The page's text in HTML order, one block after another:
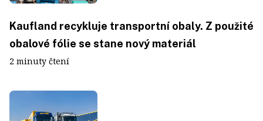
Kaufland recykluje transportní obaly. Z použité
obalové fólie se stane nový materiál
2 minuty čtení